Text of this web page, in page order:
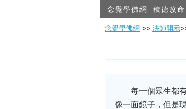
念覺學佛網 積德改命
念覺學佛網 >> 法師開示
每一個眾生都
像一面鏡子，但是